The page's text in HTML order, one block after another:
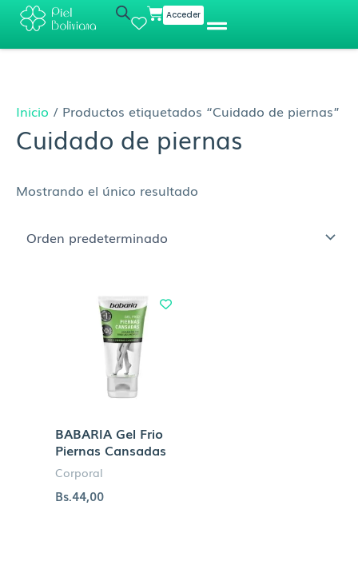
contenido
CartAcceder
Inicio / Productos etiquetados “Cuidado de piernas”
Cuidado de piernas
Mostrando el único resultado
BABARIA Gel Frio
Piernas Cansadas
Corporal
Bs.44,00